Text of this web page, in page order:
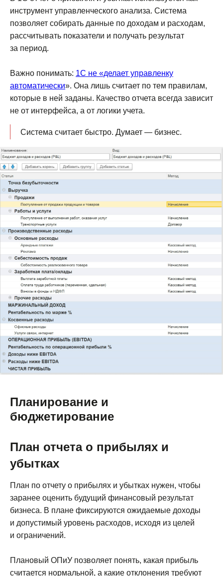
инструмент управленческого анализа. Система
позволяет собирать данные по доходам и расходам,
рассчитывать показатели и получать результат
за период.
Важно понимать: 1С не «делает управленку
автоматически». Она лишь считает по тем правилам,
которые в ней заданы. Качество отчета всегда зависит
не от интерфейса, а от логики учета.
Система считает быстро. Думает — бизнес.
Планирование и
бюджетирование
План отчета о прибылях и
убытках
План по отчету о прибылях и убытках нужен, чтобы
заранее оценить будущий финансовый результат
бизнеса. В плане фиксируются ожидаемые доходы
и допустимый уровень расходов, исходя из целей
и ограничений.
Плановый ОПиУ позволяет понять, какая прибыль
считается нормальной, а какие отклонения требуют
Эксперт расскажет про модуль P&L,
покажет как с его помощью решить
задачи вашего бизнеса и рассчитает
стоимость внедрения
Презентация
продукта
«Хорошие люди» – аккредитованная ИТ-
компания, разработчик модуля P&L для
1С:Предприятия 8
Тарифы
Документация
@chat_pnl_bot